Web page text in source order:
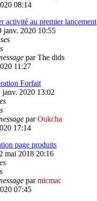
08:14
activité au premier lancement
janv. 2020 10:55
parThe dids
11:27
Forfait
janv. 2020 13:02
parOukcha
17:14
page produits
mai 2018 20:16
parmicmac
07:45